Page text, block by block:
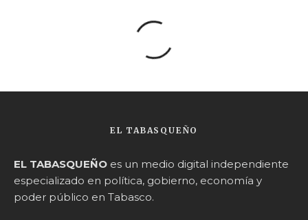
EL TABASQUEÑO
EL TABASQUEÑO es un medio digital independiente
especializado en política, gobierno, economía y
poder público en Tabasco.